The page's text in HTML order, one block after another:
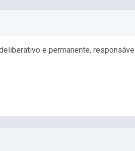
e permanente,